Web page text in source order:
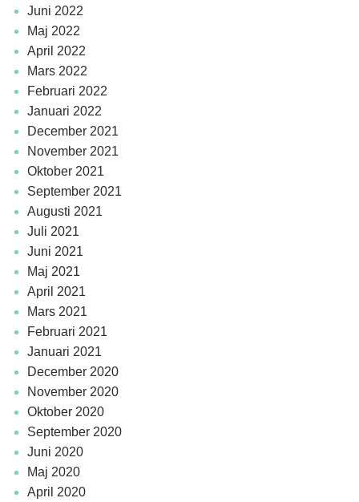
juni 2022
maj 2022
april 2022
mars 2022
februari 2022
januari 2022
december 2021
november 2021
oktober 2021
september 2021
augusti 2021
juli 2021
juni 2021
maj 2021
april 2021
mars 2021
februari 2021
januari 2021
december 2020
november 2020
oktober 2020
september 2020
juni 2020
maj 2020
april 2020